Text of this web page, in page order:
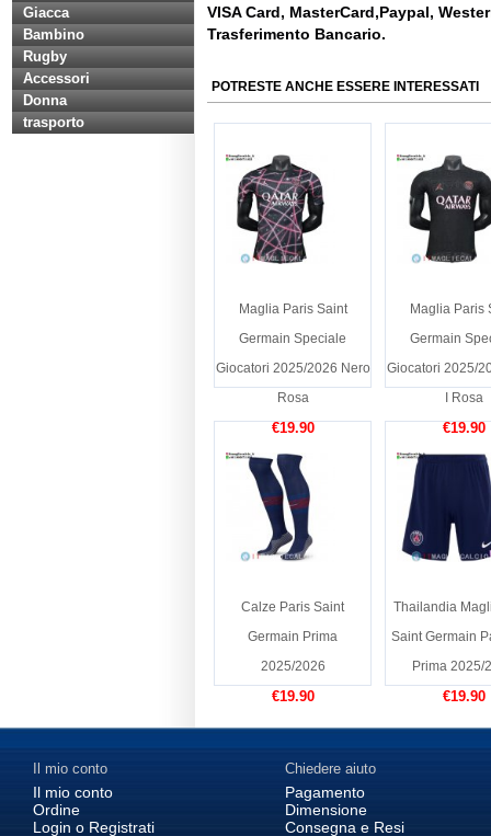
Giacca
Bambino
Rugby
Accessori
Donna
trasporto
VISA Card, MasterCard,Paypal,
Trasferimento Bancario.
POTRESTE ANCHE ESSERE INTERESSATI
Maglia Paris Saint
Germain Speciale
Giocatori 2025/2026 Nero
Rosa
€19.90
Maglia Paris
Germain
Giocatori 2025/
I Rosa
€19.90
Calze Paris Saint
Germain Prima
2025/2026
€19.90
Thailandia
Saint Germain
Prima 2025/
€19.90
Il mio conto
Il mio conto
Ordine
Login o Registrati
Chiedere aiuto
Pagamento
Dimensione
Consegna e Resi